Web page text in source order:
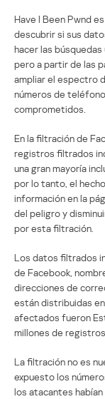
Have I Been Pwnd
descubrir si sus
hacer las
pero a partir de las
ampliar el espectro
números de
comprometidos.
En la filtración de
registros filtrados
una gran mayoría
por lo tanto, el
información en la
del peligro y
por esta filtración.
Los datos filtrados
de Facebook,
direcciones de
están distribuidas
afectados fueron
millones de
La filtración no es
expuesto los
los atacantes